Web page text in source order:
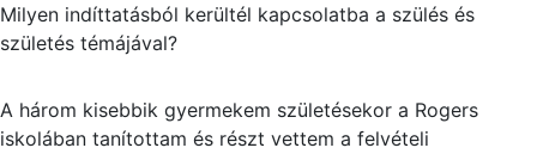
Milyen indíttatásból kerültél kapcsolatba a szülés és
születés témájával?
A három kisebbik gyermekem születésekor a Rogers
iskolában tanítottam és részt vettem a felvételi